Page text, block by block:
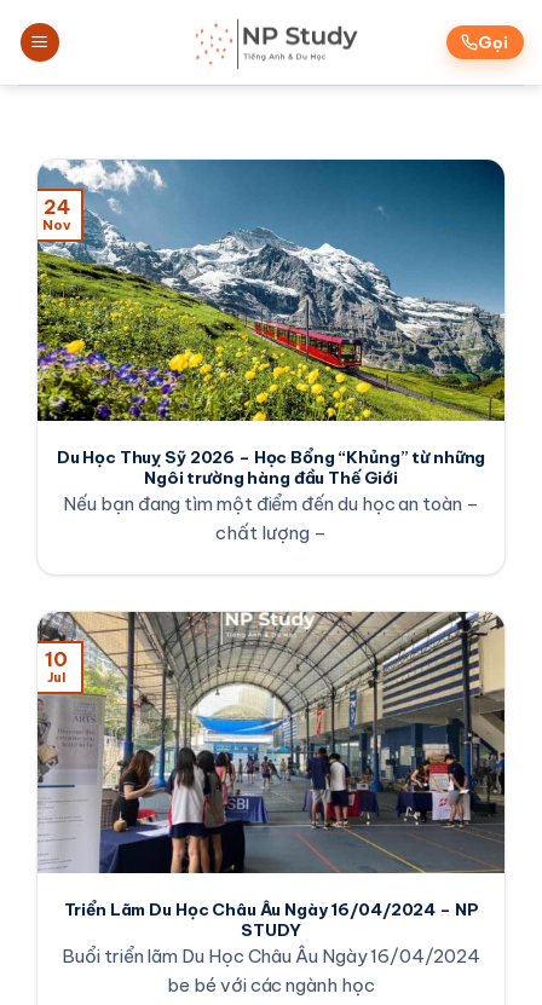
Gọi
Du Học Thuỵ Sỹ 2026 – Học Bổng “Khủng” từ những
Ngôi trường hàng đầu Thế Giới
Nếu bạn đang tìm một điểm đến du học an toàn –
chất lượng –
24
Nov
Triển Lãm Du Học Châu Âu Ngày 16/04/2024 – NP
STUDY
Buổi triển lãm Du Học Châu Âu Ngày 16/04/2024
be bé với các ngành học
10
Jul